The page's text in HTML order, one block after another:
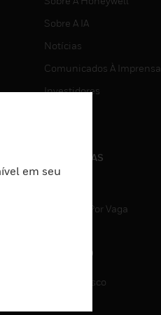
Sobre A IA
Notícias
Comunicados À Imprensa
Investidores
CARREIRAS
Pesquisa Por Vaga
CONTATO
Fale Conosco
em seu